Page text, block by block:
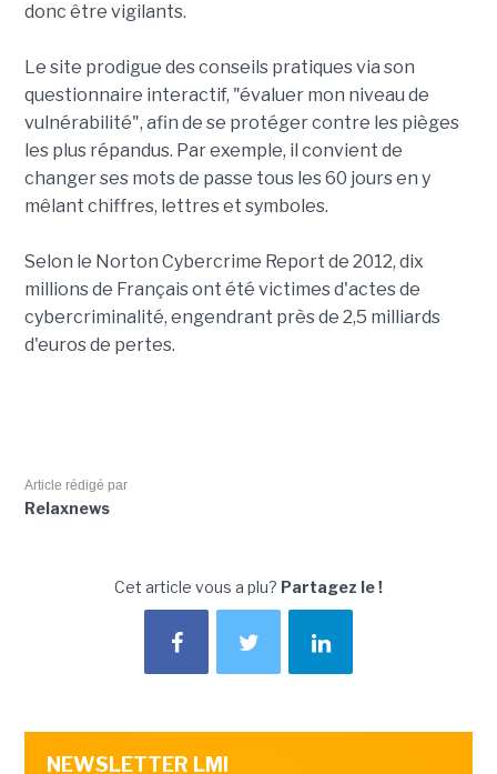
donc être vigilants.
Le site prodigue des conseils pratiques via son
questionnaire interactif, "évaluer mon niveau de
vulnérabilité", afin de se protéger contre les pièges
les plus répandus. Par exemple, il convient de
changer ses mots de passe tous les 60 jours en y
mêlant chiffres, lettres et symboles.
Selon le Norton Cybercrime Report de 2012, dix
millions de Français ont été victimes d'actes de
cybercriminalité, engendrant près de 2,5 milliards
d'euros de pertes.
Article rédigé par
Relaxnews
Cet article vous a plu? Partagez le !
NEWSLETTER LMI